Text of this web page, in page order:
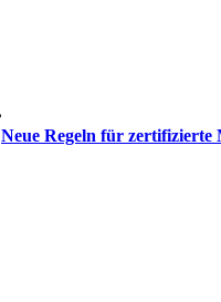
Neue Regeln für zertifizierte